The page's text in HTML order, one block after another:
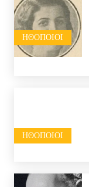
HΘΟΠΟΙΟΊ
HΘΟΠΟΙΟΊ